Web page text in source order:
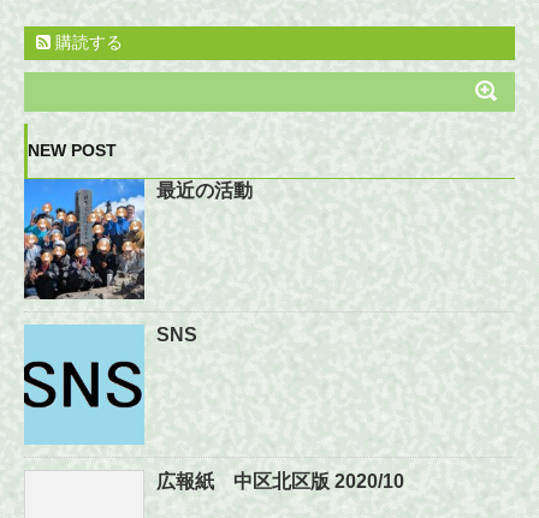
購読する
NEW POST
最近の活動
SNS
広報紙 中区北区版 2020/10